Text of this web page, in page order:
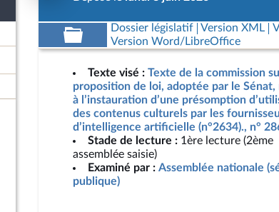
Dossier législatif Version XML
Version Word/LibreOffice
Texte visé : Texte de la commission
proposition de loi, adoptée par le Sénat,
à l’instauration d’une présomption
des contenus culturels par les
d’intelligence artificielle (n°2634)., n°
Stade de lecture : 1ère lecture (2ème
assemblée saisie)
Examiné par : Assemblée nationale
publique)